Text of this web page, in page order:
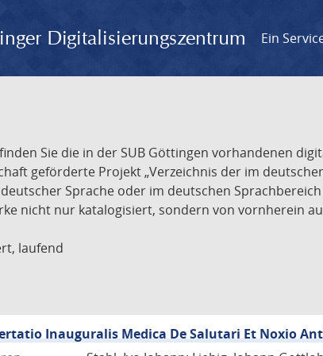
Digitalisierungszentrum Ein
Sie die in der SUB Göttingen vorhandenen
geförderte Projekt „Verzeichnis der im
Sprache oder im deutschen
nicht nur katalogisiert, sondern von vornherein
laufend
Inauguralis Medica De Salutari Et Noxio